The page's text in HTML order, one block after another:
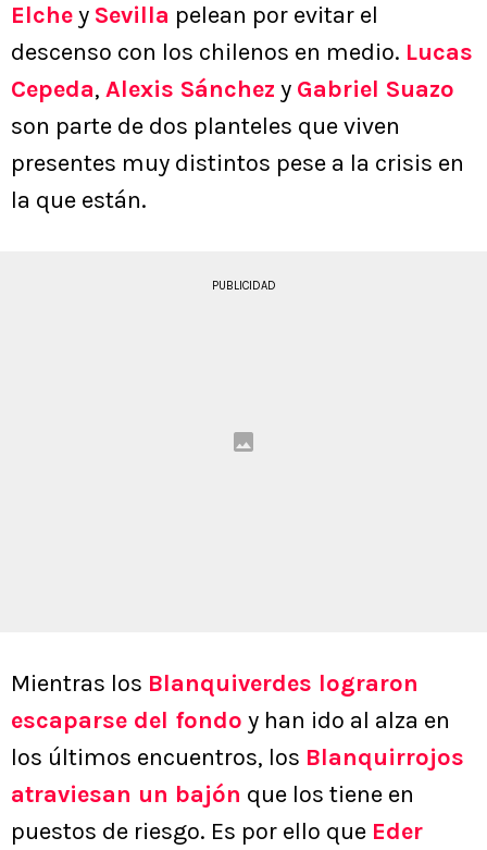
Elchey Sevilla pelean por evitar el
descenso con los chilenos en medio. Lucas
Cepeda, Alexis Sánchez y Gabriel Suazo
son parte de dos planteles que viven
presentes muy distintos pese a la crisis en
la que están.
PUBLICIDAD
Mientras los Blanquiverdes lograron
escaparse del fondo y han ido al alza en
los últimos encuentros, los Blanquirrojos
atraviesan un bajón que los tiene en
puestos de riesgo. Es por ello que Eder